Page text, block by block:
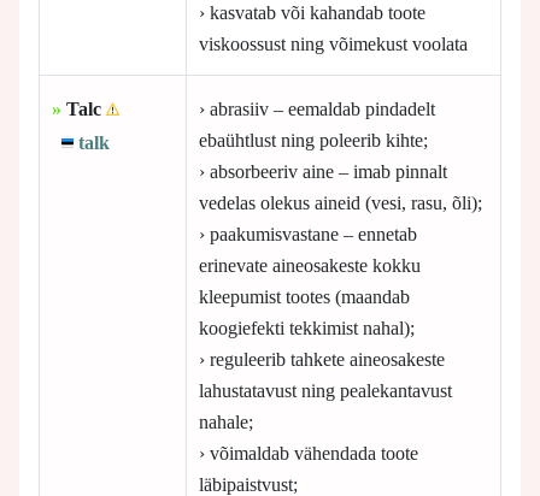
› kasvatab või kahandab toote
viskoossust ning võimekust voolata
» Talc
talk
› abrasiiv – eemaldab pindadelt
ebaühtlust ning poleerib kihte;
› absorbeeriv aine – imab pinnalt
vedelas olekus aineid (vesi, rasu, õli);
› paakumisvastane – ennetab
erinevate aineosakeste kokku
kleepumist tootes (maandab
koogiefekti tekkimist nahal);
› reguleerib tahkete aineosakeste
lahustatavust ning pealekantavust
nahale;
› võimaldab vähendada toote
läbipaistvust;